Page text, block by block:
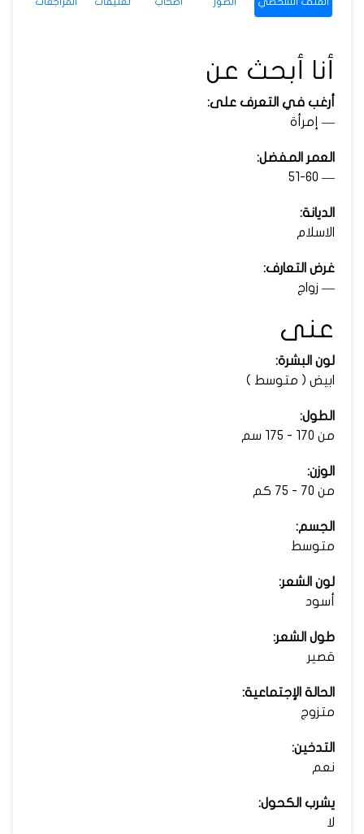
أنا أبحث عن
أرغب في التعرف على:
— إمرأة
العمر المفضل:
— 51-60
الديانة:
الاسلام
غرض التعارف:
— زواج
عنى
لون البشرة:
ابيض ( متوسط )
الطول:
من 170 - 175 سم
الوزن:
من 70 - 75 كم
الجسم:
متوسط
لون الشعر:
أسود
طول الشعر:
قصير
الحالة الإجتماعية:
متزوج
التدخين:
نعم
يشرب الكحول:
لا